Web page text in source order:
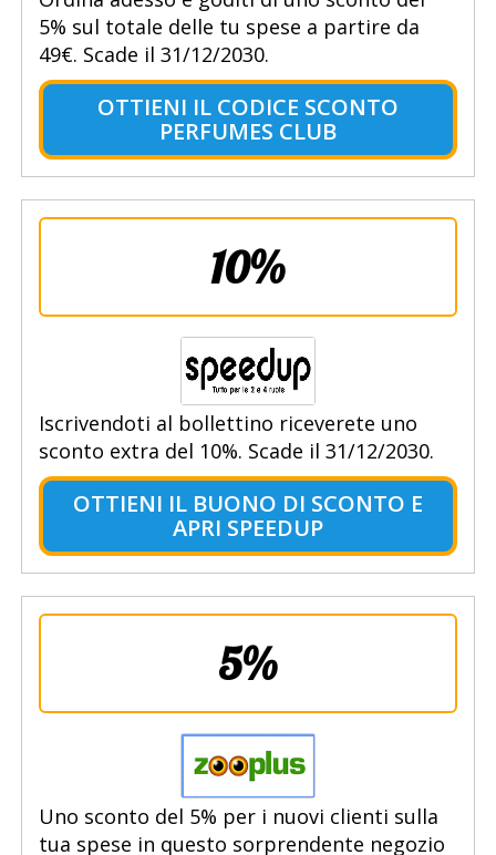
5% sul totale delle tu spese a partire da
49€. Scade il 31/12/2030.
OTTIENI IL CODICE SCONTO
PERFUMES CLUB
10%
Iscrivendoti al bollettino riceverete uno
sconto extra del 10%. Scade il 31/12/2030.
OTTIENI IL BUONO DI SCONTO E
APRI SPEEDUP
5%
Uno sconto del 5% per i nuovi clienti sulla
tua spese in questo sorprendente negozio